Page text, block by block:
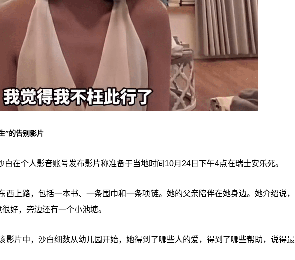
”的告别影片
白在个人影音账号发布影片称准备于当地时间10月24日下午4点在瑞士安乐死。
西上路，包括一本书、一条围巾和一条项链。她的父亲陪伴在她身边。她介绍说，
好，旁边还有一个小池塘。
影片中，沙白细数从幼儿园开始，她得到了哪些人的爱，得到了哪些帮助，说得最